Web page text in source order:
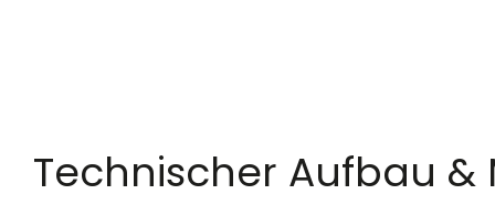
Technischer Aufbau &